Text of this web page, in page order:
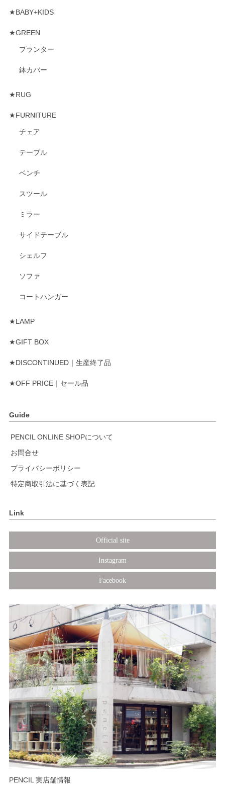
★BABY+KIDS
★GREEN
プランター
鉢カバー
★RUG
★FURNITURE
チェア
テーブル
ベンチ
スツール
ミラー
サイドテーブル
シェルフ
ソファ
コートハンガー
★LAMP
★GIFT BOX
★DISCONTINUED｜生産終了品
★OFF PRICE｜セール品
Guide
PENCIL ONLINE SHOPについて
お問合せ
プライバシーポリシー
特定商取引法に基づく表記
Link
Official site
Instagram
Facebook
PENCIL 実店舗情報